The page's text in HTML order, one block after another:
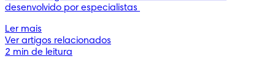
desenvolvido por especialistas
Ler mais
Ver artigos relacionados
2 min de leitura